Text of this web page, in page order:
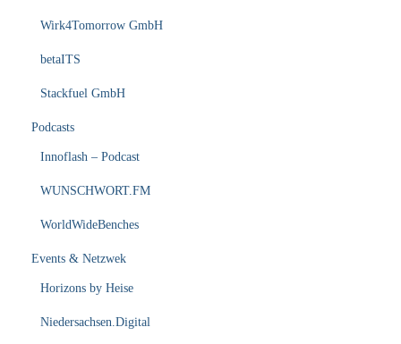
Wirk4Tomorrow GmbH
betaITS
Stackfuel GmbH
Podcasts
Innoflash – Podcast
WUNSCHWORT.FM
WorldWideBenches
Events & Netzwek
Horizons by Heise
Niedersachsen.Digital